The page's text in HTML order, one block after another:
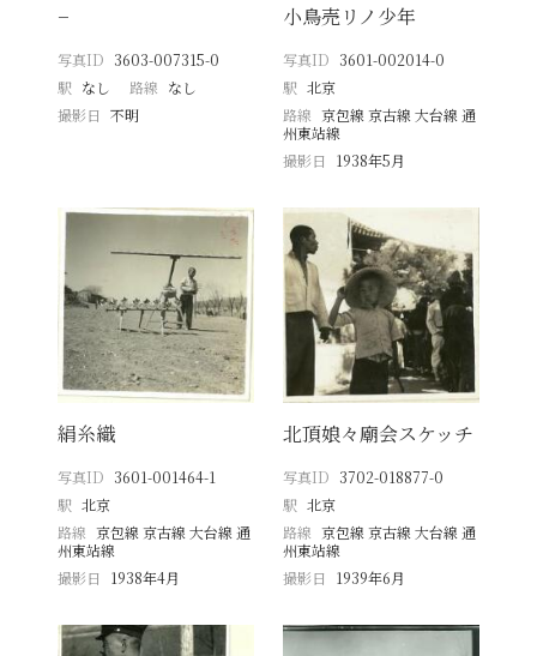
−
写真ID 3603-007315-0
駅 なし 路線 なし
撮影日
不明
小鳥売リノ少年
写真ID 3601-002014-0
駅 北京
路線 京包線 京古線 大台線 通
州東站線
撮影日
1938年5月
絹糸織
写真ID 3601-001464-1
駅 北京
路線 京包線 京古線 大台線 通
州東站線
撮影日
1938年4月
北頂娘々廟会スケッチ
写真ID 3702-018877-0
駅 北京
路線 京包線 京古線 大台線 通
州東站線
撮影日
1939年6月